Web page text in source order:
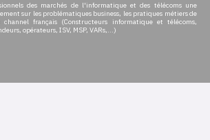
des marchés de l'informatique et des télécoms une
sur les problématiques business, les pratiques métiers de
français (Constructeurs informatique et télécoms,
opérateurs, ISV, MSP, VARs,...)